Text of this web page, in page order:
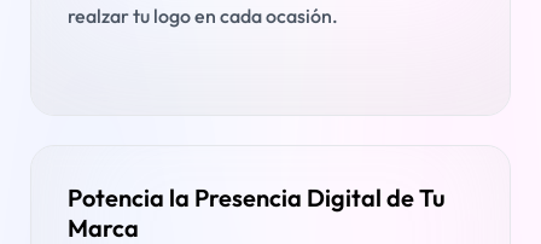
realzar tu logo en cada ocasión.
Potencia la Presencia Digital de Tu
Marca